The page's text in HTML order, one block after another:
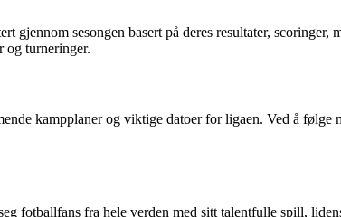
gjennom sesongen basert på deres resultater,
og turneringer.
kampplaner og viktige datoer for ligaen. Ved å
fotballfans fra hele verden med sitt talentfulle spill,